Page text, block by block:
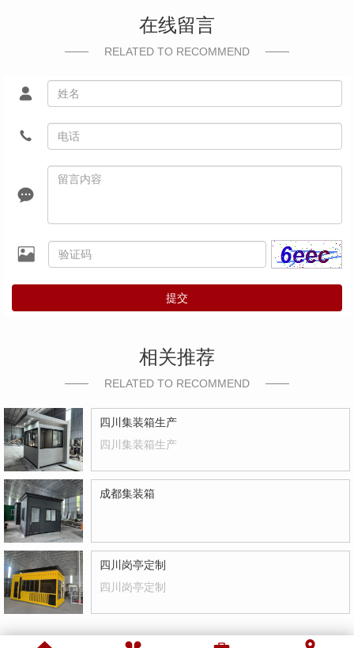
在线留言
RELATED TO RECOMMEND
提交
相关推荐
RELATED TO RECOMMEND
四川集装箱生产
四川集装箱生产
成都集装箱
四川岗亭定制
四川岗亭定制